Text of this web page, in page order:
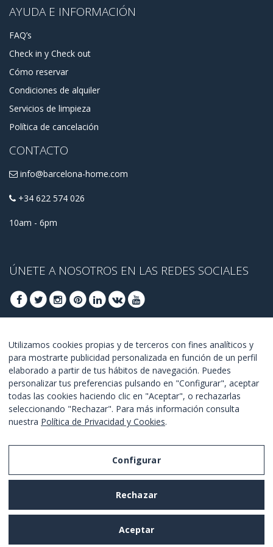
AYUDA E INFORMACIÓN
FAQ’s
Check in y Check out
Cómo reservar
Condiciones de alquiler
Servicios de limpieza
Política de cancelación
CONTACTO
info@barcelona-home.com
+34 622 574 026
10am - 6pm
ÚNETE A NOSOTROS EN LAS REDES SOCIALES
ÚNETE PARA OBTENER OFERTAS DE ÚLTIMO
MINUTO
UNETE
Estoy de acuerdo con los términos y condiciones
Utilizamos cookies propias y de terceros con fines analíticos y
para mostrarte publicidad personalizada en función de un perfil
elaborado a partir de tus hábitos de navegación. Puedes
personalizar tus preferencias pulsando en "Configurar", aceptar
todas las cookies haciendo clic en "Aceptar", o rechazarlas
seleccionando "Rechazar". Para más información consulta
nuestra Política de Privacidad y Cookies.
Configurar
Rechazar
Aceptar
Aviso Legal
Política de Privacidad y Cookies
Términos y Condiciones de Uso
Configurar